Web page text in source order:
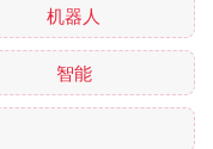
机器人
智能